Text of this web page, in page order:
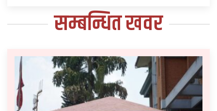
सम्बन्धित खवर